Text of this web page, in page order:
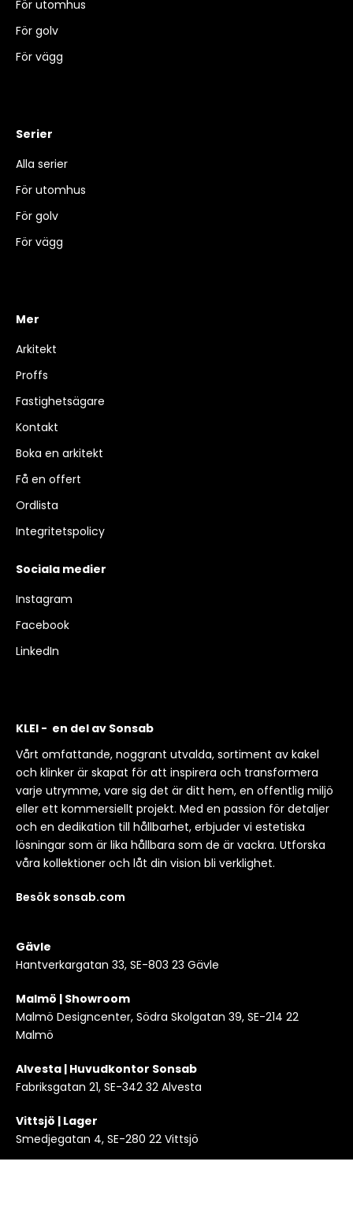
För utomhus
För golv
För vägg
Serier
Alla serier
För utomhus
För golv
För vägg
Mer
Arkitekt
Proffs
Fastighetsägare
Kontakt
Boka en arkitekt
Få en offert
Ordlista
Integritetspolicy
Sociala medier
Instagram
Facebook
LinkedIn
KLEI - en del av Sonsab
Vårt omfattande, noggrant utvalda, sortiment av kakel
och klinker är skapat för att inspirera och transformera
varje utrymme, vare sig det är ditt hem, en offentlig miljö
eller ett kommersiellt projekt. Med en passion för detaljer
och en dedikation till hållbarhet, erbjuder vi estetiska
lösningar som är lika hållbara som de är vackra. Utforska
våra kollektioner och låt din vision bli verklighet.
Besök sonsab.com
Gävle
Hantverkargatan 33, SE-803 23 Gävle
Malmö | Showroom
Malmö Designcenter, Södra Skolgatan 39, SE-214 22
Malmö
Alvesta | Huvudkontor Sonsab
Fabriksgatan 21, SE-342 32 Alvesta
Vittsjö | Lager
Smedjegatan 4, SE-280 22 Vittsjö